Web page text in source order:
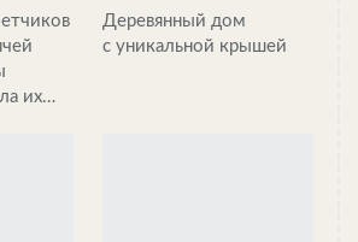
для создания красивой, ярко
до 80 сантиметров, а диаметр
Цветёт всё лето и требует
их…
Деревянный дом
с уникальной крышей